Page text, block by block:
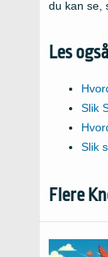
du kan se,
Les
Slik
Slik
Flere